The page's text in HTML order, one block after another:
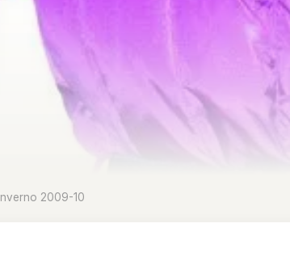
2009-10